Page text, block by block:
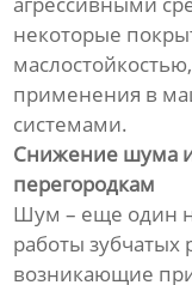
некоторые
применения в
системами.
Снижение шума
перегородкам
Шум – еще один
работы
возникающие